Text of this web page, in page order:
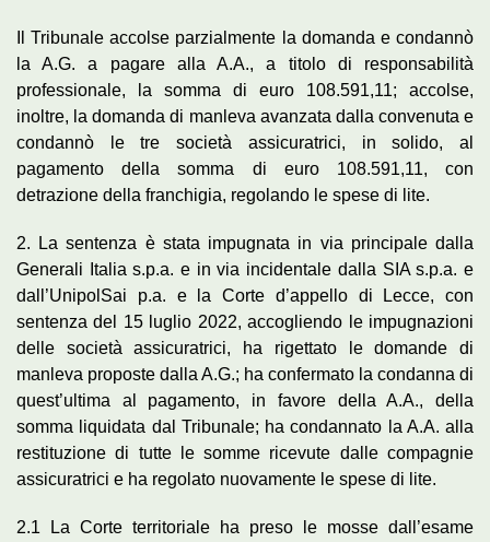
Il Tribunale accolse parzialmente la domanda e condannò
la A.G. a pagare alla A.A., a titolo di responsabilità
professionale, la somma di euro 108.591,11; accolse,
inoltre, la domanda di manleva avanzata dalla convenuta e
condannò le tre società assicuratrici, in solido, al
pagamento della somma di euro 108.591,11, con
detrazione della franchigia, regolando le spese di lite.
2. La sentenza è stata impugnata in via principale dalla
Generali Italia s.p.a. e in via incidentale dalla SIA s.p.a. e
dall’UnipolSai p.a. e la Corte d’appello di Lecce, con
sentenza del 15 luglio 2022, accogliendo le impugnazioni
delle società assicuratrici, ha rigettato le domande di
manleva proposte dalla A.G.; ha confermato la condanna di
quest’ultima al pagamento, in favore della A.A., della
somma liquidata dal Tribunale; ha condannato la A.A. alla
restituzione di tutte le somme ricevute dalle compagnie
assicuratrici e ha regolato nuovamente le spese di lite.
2.1 La Corte territoriale ha preso le mosse dall’esame